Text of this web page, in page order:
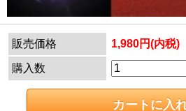
販売価格 1,980円(内税)
購入数